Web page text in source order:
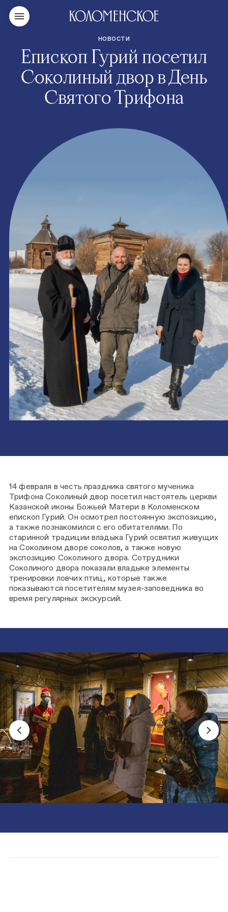
НОВОСТИ
Епископ Гурий посетил
Соколиный двор в День
Святого Трифона
14 февраля в честь праздника святого мученика
Трифона Соколиный двор посетил настоятель церкви
Казанской иконы Божьей Матери в Коломенском
епископ Гурий. Он осмотрел постоянную экспозицию,
а также познакомился с его обитателями. По
старинной традиции владыка Гурий освятил живущих
на Соколином дворе соколов, а также новую
экспозицию Соколиного двора. Сотрудники
Соколиного двора показали владыке элементы
тренировки ловчих птиц, которые также
показываются посетителям музея-заповедника во
время регулярных экскурсий.